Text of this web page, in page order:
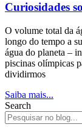
Curiosidades
O volume total da
longo do tempo a
água do planeta –
piscinas olímpicas
dividirmos
Saiba mais...
Search